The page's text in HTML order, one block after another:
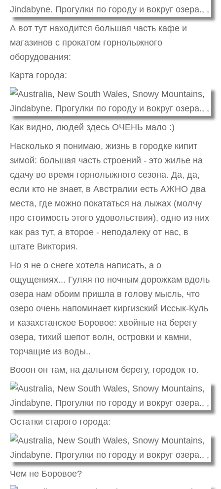
А вот тут находится большая часть кафе и
магазинов с прокатом горнолыжного
оборудования:
Карта города:
Как видно, людей здесь ОЧЕНЬ мало :)
Насколько я понимаю, жизнь в городке кипит
зимой: большая часть строений - это жилье на
сдачу во время горнолыжного сезона. Да, да,
если кто не знает, в Австралии есть АЖНО два
места, где можно покататься на лыжах (молчу
про стоимость этого удовольствия), одно из них
как раз тут, а второе - неподалеку от нас, в
штате Виктория.
Но я не о снеге хотела написать, а о
ощущениях... Гуляя по ночным дорожкам вдоль
озера нам обоим пришла в голову мысль, что
озеро очень напоминает киргизский Иссык-Куль
и казахстанское Боровое: хвойные на берегу
озера, тихий шепот волн, островки и камни,
торчащие из воды..
Вооон он там, на дальнем берегу, городок то.
Остатки старого города:
Чем не Боровое?